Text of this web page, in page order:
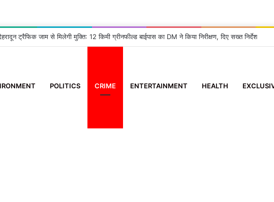
ट्रैफिक जाम से मिलेगी मुक्ति: 12 किमी ग्रीनफील्ड बाईपास का DM ने किया निरीक्षण, दिए सख्त निर्देश
POLITICS CRIME ENTERTAINMENT HEALTH